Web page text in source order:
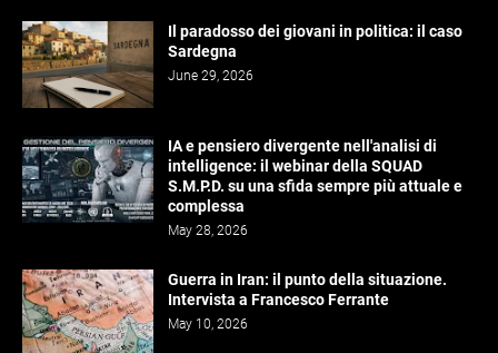
Il paradosso dei giovani in politica: il caso
Sardegna
June 29, 2026
IA e pensiero divergente nell'analisi di
intelligence: il webinar della SQUAD
S.M.P.D. su una sfida sempre più attuale e
complessa
May 28, 2026
Guerra in Iran: il punto della situazione.
Intervista a Francesco Ferrante
May 10, 2026